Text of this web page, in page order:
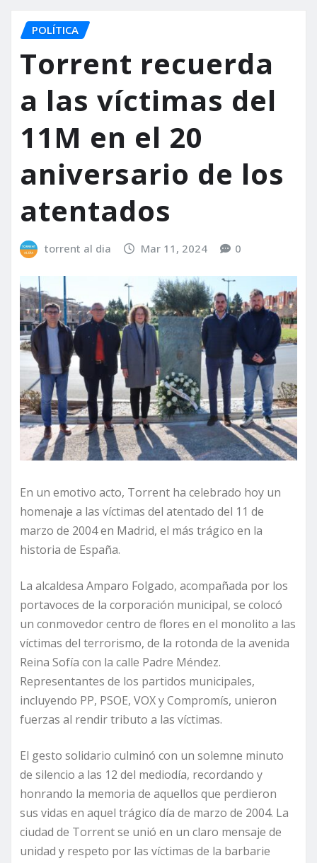
POLÍTICA
Torrent recuerda
a las víctimas del
11M en el 20
aniversario de los
atentados
torrent al dia Mar 11, 2024 0
En un emotivo acto, Torrent ha celebrado hoy un
homenaje a las víctimas del atentado del 11 de
marzo de 2004 en Madrid, el más trágico en la
historia de España.
La alcaldesa Amparo Folgado, acompañada por los
portavoces de la corporación municipal, se colocó
un conmovedor centro de flores en el monolito a las
víctimas del terrorismo, de la rotonda de la avenida
Reina Sofía con la calle Padre Méndez.
Representantes de los partidos municipales,
incluyendo PP, PSOE, VOX y Compromís, unieron
fuerzas al rendir tributo a las víctimas.
El gesto solidario culminó con un solemne minuto
de silencio a las 12 del mediodía, recordando y
honrando la memoria de aquellos que perdieron
sus vidas en aquel trágico día de marzo de 2004. La
ciudad de Torrent se unió en un claro mensaje de
unidad y respeto por las víctimas de la barbarie